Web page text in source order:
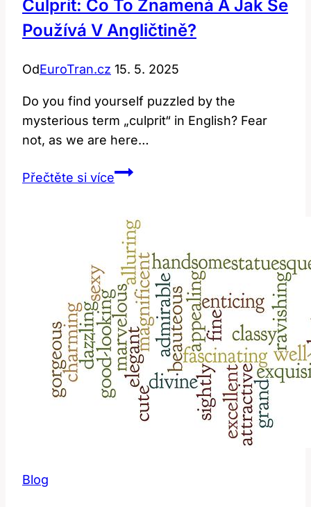
Culprit: Co To Znamená A Jak Se
Používá V Angličtině?
OdEuroTran.cz 15. 5. 2025
Do you find yourself puzzled by the
mysterious term „culprit“ in English? Fear
not, as we are here…
Přečtěte si víceCulprit:
Znamená
Jak
Se
Používá
v
Angličtině?
Blog